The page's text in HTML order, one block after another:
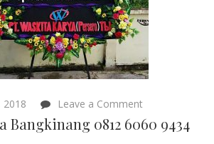
2018 Leave a Commenton
Papan
Bunga
Bangkinang 0812 6060 9434